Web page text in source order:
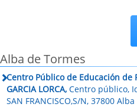
Alba de Tormes
Centro Público de Educación de
GARCIA LORCA, Centro público,
SAN FRANCISCO,S/N, 37800